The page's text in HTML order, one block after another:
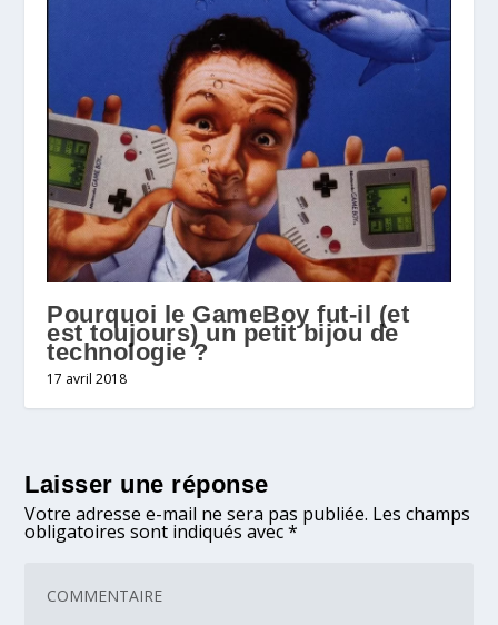
Pourquoi le GameBoy fut-il (et
est toujours) un petit bijou de
technologie ?
17 avril 2018
Laisser une réponse
Votre adresse e-mail ne sera pas publiée. Les champs
obligatoires sont indiqués avec*